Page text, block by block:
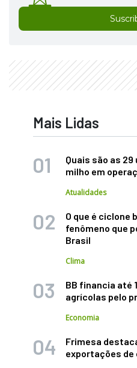
Mais Lidas
Quais são as
milho em
Atualidades
O que é ciclone
fenômeno que
Brasil
Clima
BB financia até
agrícolas pelo
Economia
Frimesa
exportações de